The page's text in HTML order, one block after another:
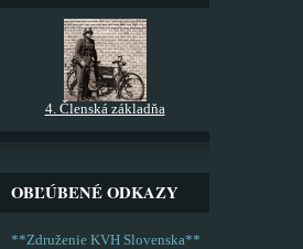
4. Členská základňa
OBĽÚBENÉ ODKAZY
**Združenie KVH Slovenska**